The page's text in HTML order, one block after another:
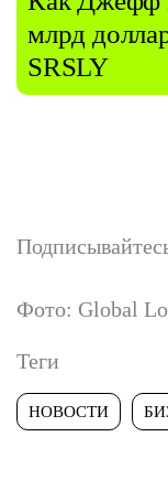
млрд
SRSLY
Фото: Global
Теги
НОВОСТИ